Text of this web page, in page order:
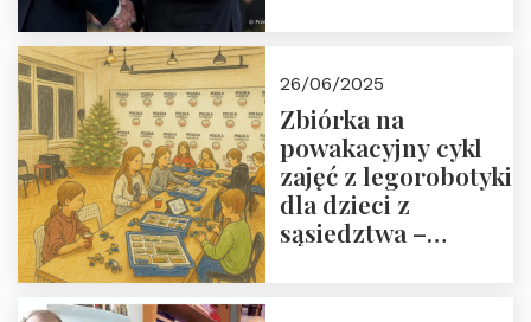
26/06/2025
Zbiórka na
powakacyjny cykl
zajęć z legorobotyki
dla dzieci z
sąsiedztwa –